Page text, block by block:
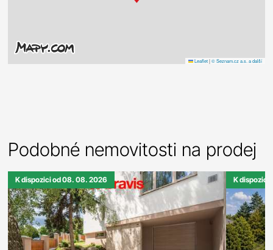
Leaflet | © Seznam.cz a.s. a další
Podobné nemovitosti na prodej
K dispozici od 08. 08. 2026 K dispozici